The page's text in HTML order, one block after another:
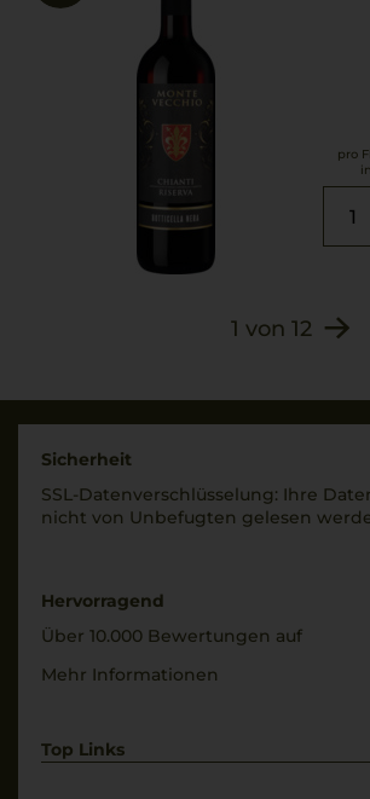
pro
1 von 12
Sicherheit
SSL-Daten­verschlüs­selung: Ihre
nicht von Unbe­fugten gelesen
Hervorragend
Über 10.000 Bewertungen auf
Mehr Informationen
Top Links